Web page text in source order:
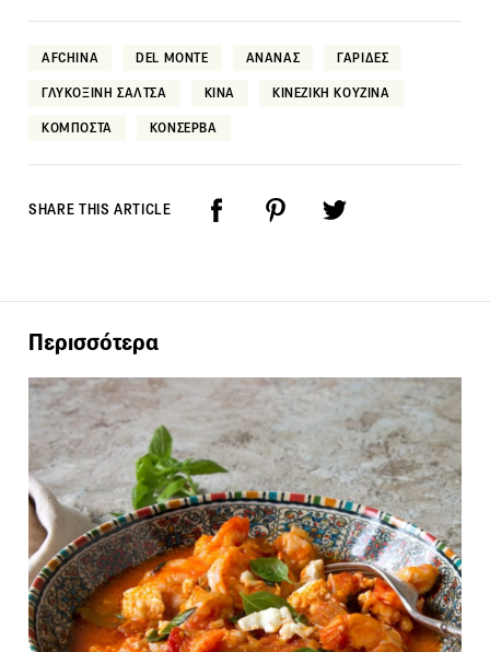
AFCHINA DEL MONTE ΑΝΑΝΑΣ ΓΑΡΙΔΕΣ
ΓΛΥΚΟΞΙΝΗ ΣΑΛΤΣΑ ΚΙΝΑ ΚΙΝΕΖΙΚΗ ΚΟΥΖΙΝΑ
ΚΟΜΠΟΣΤΑ ΚΟΝΣΕΡΒΑ
SHARE THIS ARTICLE
Περισσότερα